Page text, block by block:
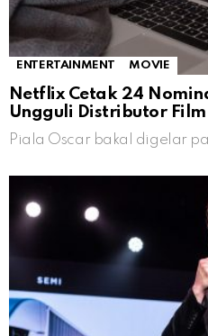
ENTERTAINMENT MOVIE
Netflix Cetak 24
Ungguli Distributor
Piala Oscar bakal digelar